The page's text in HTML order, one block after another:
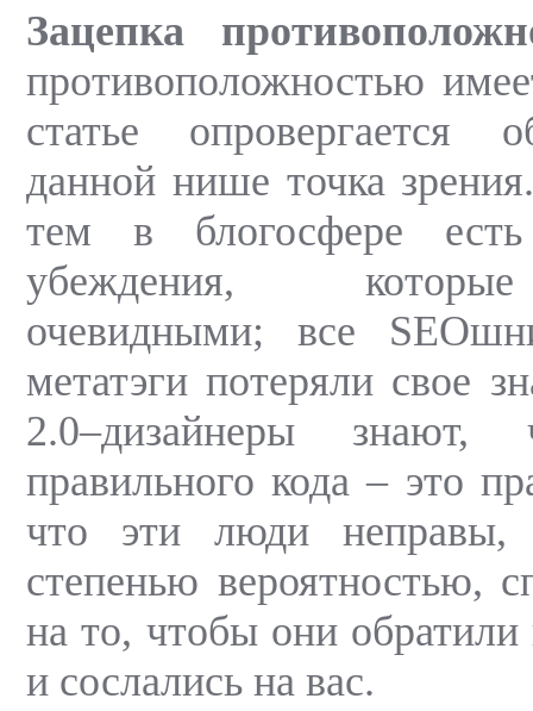
Зацепка
противоположностью
статье опровергается
данной нише точка
тем в блогосфере
убеждения,
очевидными; все
метатэги потеряли свое
2.0–дизайнеры знают,
правильного кода – это
что эти люди
степенью вероятностью,
на то, чтобы они
и сослались на вас.